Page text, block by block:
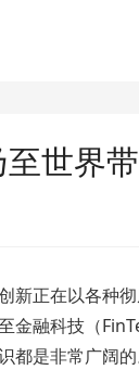
世界
新正在以各种
金融科技（
都是非常广阔